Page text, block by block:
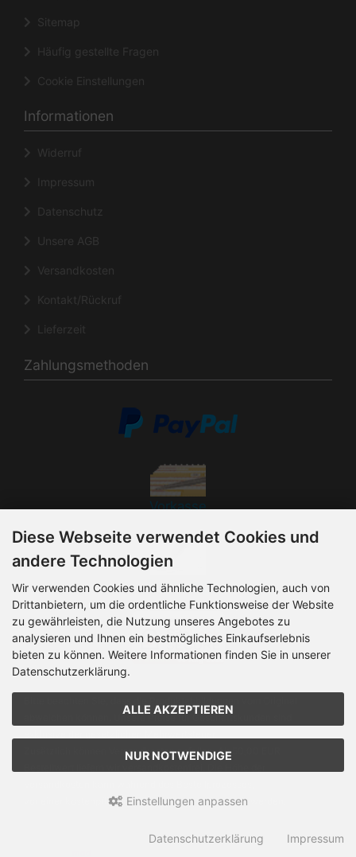
Sitemap
Häufig gestellte Fragen
Cookie Einstellungen
Informationen
Widerruf
Impressum
Datenschutz
Unsere AGB
Versandkosten
Kontakt/Rückruf
Lieferzeit
Zahlungsmethoden
Vorkasse
Rechnung
abweichen können. Unsere Preise für Geschäftskunden sind
Zusätzlich können Versandkosten anfallen. Ab 50,00 EUR
vor einer kostenpflichtigen Bestellung, eingesehen werden.
Diese Webseite verwendet Cookies und
andere Technologien
Wir verwenden Cookies und ähnliche Technologien, auch von
Drittanbietern, um die ordentliche Funktionsweise der Website
zu gewährleisten, die Nutzung unseres Angebotes zu
analysieren und Ihnen ein bestmögliches Einkaufserlebnis
bieten zu können. Weitere Informationen finden Sie in unserer
Datenschutzerklärung.
ALLE AKZEPTIEREN
NUR NOTWENDIGE
Einstellungen anpassen
Datenschutzerklärung Impressum